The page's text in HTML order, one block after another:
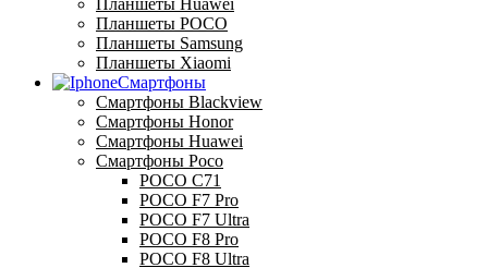
Планшеты Huawei
Планшеты POCO
Планшеты Samsung
Планшеты Xiaomi
Смартфоны
Смартфоны Blackview
Смартфоны Honor
Смартфоны Huawei
Смартфоны Poco
POCO C71
POCO F7 Pro
POCO F7 Ultra
POCO F8 Pro
POCO F8 Ultra